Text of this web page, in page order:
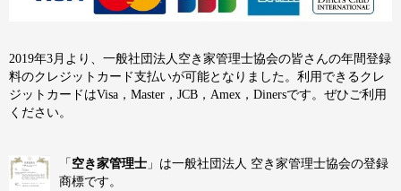
2019年3月より、一般社団法人空き家管理士協会の皆さんの年間登録
料のクレジットカード支払いが可能となりました。利用できるクレ
ジットカードはVisa，Master，JCB，Amex，Dinersです。ぜひご利用
ください。
「 空き家管理士 」は一般社団法人 空き家管理士協会の登録
商標です。